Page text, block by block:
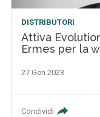
DISTRIBUTORI
Attiva
Ermes per la
27 Gen 2023
Condividi